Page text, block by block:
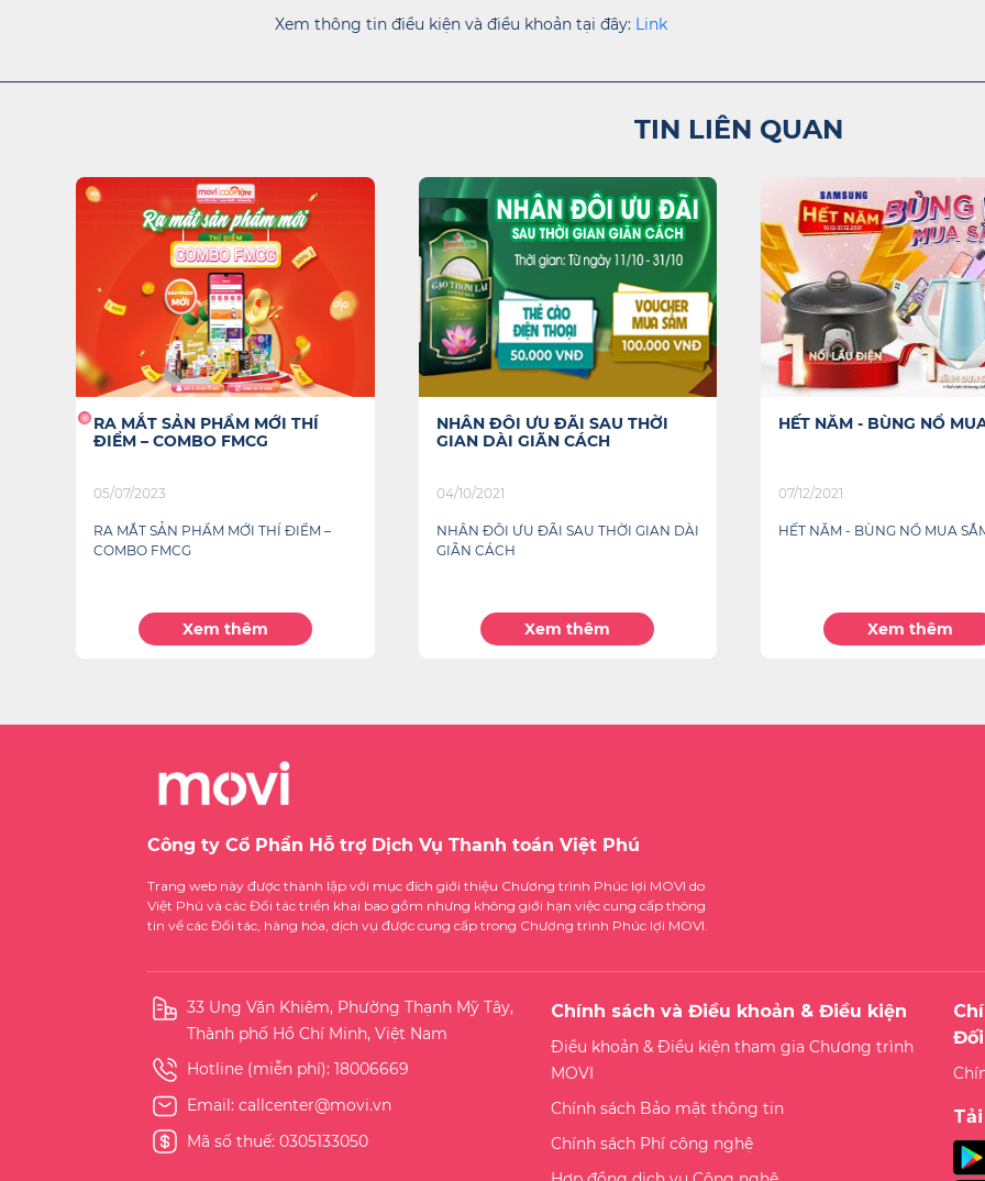
Xem thông tin điều kiện và điều khoản tại đây: Link
TIN LIÊN QUAN
NHÂN ĐÔI ƯU ĐÃI SAU THỜI
GIAN DÀI GIÃN CÁCH
04/10/2021
NHÂN ĐÔI ƯU ĐÃI SAU THỜI GIAN DÀI
GIÃN CÁCH
Xem thêm
HẾT NĂM - BÙNG NỔ MUA SẮM
07/12/2021
HẾT NĂM - BÙNG NỔ MUA SẮM
Xem thêm
Lần đầu mua hàng -
08/06/2021
Lần đầu mua hàng - Rinh ngàn
Xem thêm
Công ty Cổ Phần Hỗ trợ Dịch Vụ Thanh toán Việt Phú
Trang web này được thành lập với mục đích giới thiệu Chương trình Phúc lợi MOVI do
Việt Phú và các Đối tác triển khai bao gồm nhưng không giới hạn việc cung cấp thông
tin về các Đối tác, hàng hóa, dịch vụ được cung cấp trong Chương trình Phúc lợi MOVI.
33 Ung Văn Khiêm, Phường Thạnh Mỹ Tây,
Thành phố Hồ Chí Minh, Việt Nam
Hotline (miễn phí): 18006669
Email: callcenter@movi.vn
Mã số thuế: 0305133050
Chính sách và Điều khoản & Điều kiện
Điều khoản & Điều kiện tham gia Chương trình
MOVI
Chính sách Bảo mật thông tin
Chính sách Phí công nghệ